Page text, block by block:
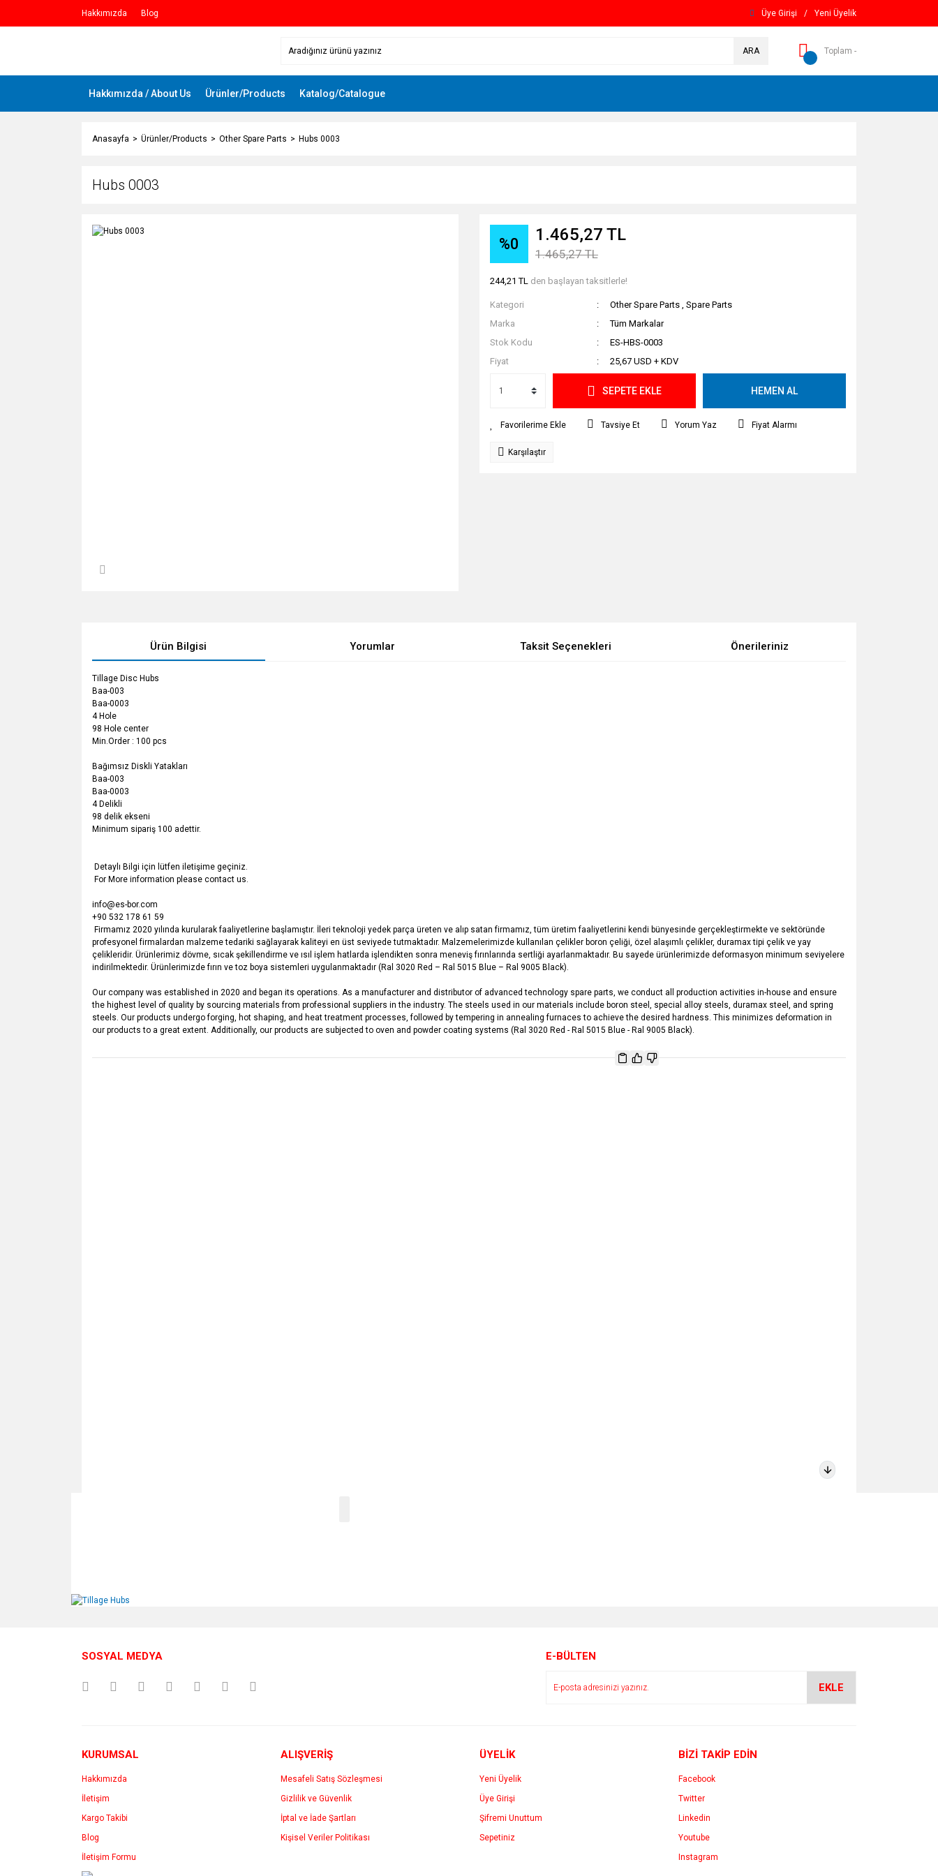
Hakkımızda Blog Üye Girişi / Yeni Üyelik
ARA Toplam -
Hakkımızda / About Us Ürünler/Products Katalog/Catalogue
Anasayfa Ürünler/Products Other Spare Parts Hubs 0003
Hubs 0003
%0 1.465,27 TL
1.465,27 TL
244,21 TL den başlayan taksitlerle!
Kategori Other Spare Parts , Spare Parts
Marka
Tüm Markalar
Stok Kodu
ES-HBS-0003
Fiyat
25,67 USD + KDV
SEPETE EKLE HEMEN AL
Tavsiye Et Yorum Yaz Fiyat Alarmı
Karşılaştır
Ürün Bilgisi Yorumlar Taksit Seçenekleri Önerileriniz
Tillage Disc Hubs
Baa-003
Baa-0003
4 Hole
98 Hole center
Min.Order : 100 pcs
Bağımsız Diskli Yatakları
Baa-003
Baa-0003
4 Delikli
98 delik ekseni
Minimum sipariş 100 adettir.
Detaylı Bilgi için lütfen iletişime geçiniz.
For More information please contact us.
info@es-bor.com
+90 532 178 61 59
Firmamız 2020 yılında kurularak faaliyetlerine başlamıştır. İleri teknoloji yedek parça üreten ve alıp satan firmamız, tüm üretim faaliyetlerini kendi bünyesinde gerçekleştirmekte ve sektöründe
profesyonel firmalardan malzeme tedariki sağlayarak kaliteyi en üst seviyede tutmaktadır. Malzemelerimizde kullanılan çelikler boron çeliği, özel alaşımlı çelikler, duramax tipi çelik ve yay
çelikleridir. Ürünlerimiz dövme, sıcak şekillendirme ve ısıl işlem hatlarda işlendikten sonra meneviş fırınlarında sertliği ayarlanmaktadır. Bu sayede ürünlerimizde deformasyon minimum seviyelere
indirilmektedir. Ürünlerimizde fırın ve toz boya sistemleri uygulanmaktadır (Ral 3020 Red – Ral 5015 Blue – Ral 9005 Black).
Our company was established in 2020 and began its operations. As a manufacturer and distributor of advanced technology spare parts, we conduct all production activities in-house and ensure
the highest level of quality by sourcing materials from professional suppliers in the industry. The steels used in our materials include boron steel, special alloy steels, duramax steel, and spring
steels. Our products undergo forging, hot shaping, and heat treatment processes, followed by tempering in annealing furnaces to achieve the desired hardness. This minimizes deformation in
our products to a great extent. Additionally, our products are subjected to oven and powder coating systems (Ral 3020 Red - Ral 5015 Blue - Ral 9005 Black).
Görüş ve önerileriniz için teşekkür ederiz.
Gönder
SOSYAL MEDYA E-BÜLTEN
EKLE
KURUMSAL
Hakkımızda
İletişim
Kargo Takibi
Blog
İletişim Formu
ALIŞVERİŞ
Mesafeli Satış Sözleşmesi
Gizlilik ve Güvenlik
İptal ve İade Şartları
Kişisel Veriler Politikası
ÜYELİK
Yeni Üyelik
Üye Girişi
Şifremi Unuttum
Sepetiniz
BİZİ TAKİP EDİN
Facebook
Twitter
Linkedin
Youtube
Instagram